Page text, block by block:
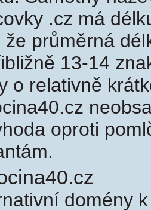
.cz má
že průměrná
13-14
o relativně
oproti
domény